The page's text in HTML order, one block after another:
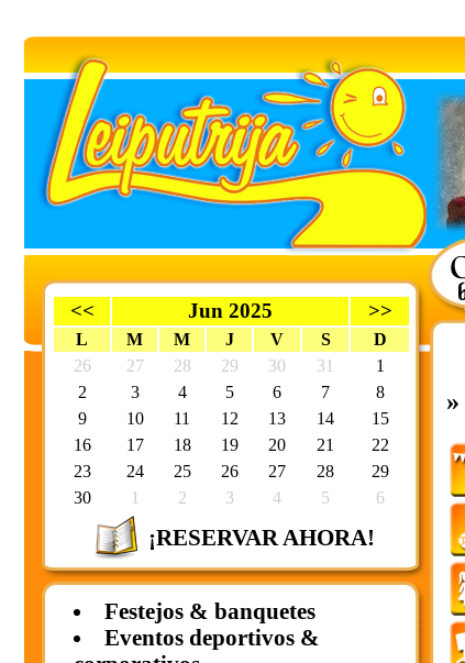
<< Jun 2025 >>
L M M J V S
D
26
27 28 29 30 31
1
2
3 4 5 6 7
8
9
10 11 12 13 14
15
16
17 18 19 20 21
22
23
24 25 26 27 28
29
30
1 2 3 4 5 6
¡RESERVAR AHORA!
Festejos & banquetes
Eventos deportivos &